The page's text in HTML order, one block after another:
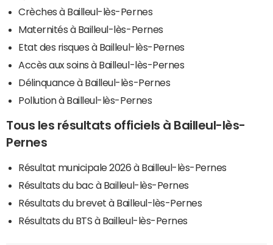
Crèches à Bailleul-lès-Pernes
Maternités à Bailleul-lès-Pernes
Etat des risques à Bailleul-lès-Pernes
Accès aux soins à Bailleul-lès-Pernes
Délinquance à Bailleul-lès-Pernes
Pollution à Bailleul-lès-Pernes
Tous les résultats officiels à Bailleul-lès-
Pernes
Résultat municipale 2026 à Bailleul-lès-Pernes
Résultats du bac à Bailleul-lès-Pernes
Résultats du brevet à Bailleul-lès-Pernes
Résultats du BTS à Bailleul-lès-Pernes